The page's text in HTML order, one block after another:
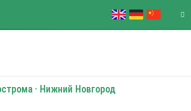
· Нижний Новгород